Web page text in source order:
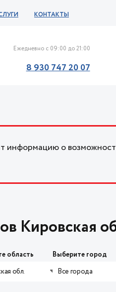
КОНТАКТЫ
Ежедневно с 09:00 до 21:00
8 930 747 20 07
информацию о
Кировская
область
обл.
Выберите город
Все города